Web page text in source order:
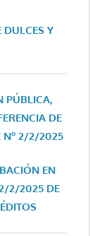
DULCES Y
PÚBLICA,
DE
Nº 2/2/2025
EN
2/2/2025 DE